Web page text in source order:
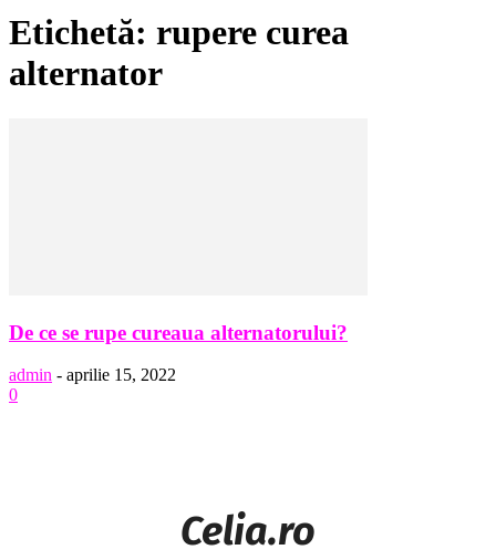
Etichetă: rupere curea
alternator
De ce se rupe cureaua alternatorului?
admin - aprilie 15, 2022
0
Celia.ro